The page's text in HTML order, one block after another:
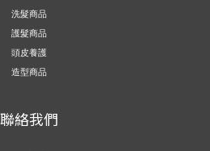
洗髮商品
護髮商品
頭皮養護
造型商品
聯絡我們